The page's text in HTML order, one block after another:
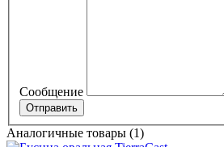
Сообщение
Аналогичные товары (1)